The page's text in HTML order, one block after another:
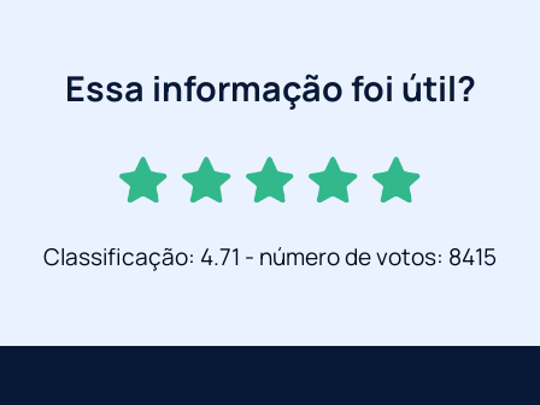
Essa informação foi útil?
Classificação: 4.71 - número de votos: 8415